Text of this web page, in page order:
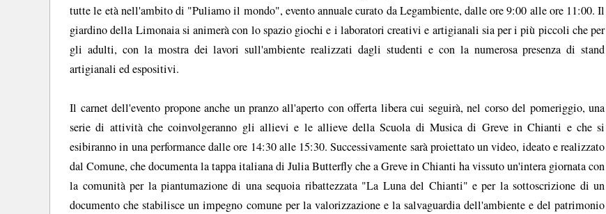
tutte le età nell'ambito di "Puliamo il mondo", evento annuale curato da Legambiente, dalle ore 9:00 alle ore 11:00. Il
giardino della Limonaia si animerà con lo spazio giochi e i laboratori creativi e artigianali sia per i più piccoli che per
gli adulti, con la mostra dei lavori sull'ambiente realizzati dagli studenti e con la numerosa presenza di stand
artigianali ed espositivi.
Il carnet dell'evento propone anche un pranzo all'aperto con offerta libera cui seguirà, nel corso del pomeriggio, una
serie di attività che coinvolgeranno gli allievi e le allieve della Scuola di Musica di Greve in Chianti e che si
esibiranno in una performance dalle ore 14:30 alle 15:30. Successivamente sarà proiettato un video, ideato e realizzato
dal Comune, che documenta la tappa italiana di Julia Butterfly che a Greve in Chianti ha vissuto un'intera giornata con
la comunità per la piantumazione di una sequoia ribattezzata "La Luna del Chianti" e per la sottoscrizione di un
documento che stabilisce un impegno comune per la valorizzazione e la salvaguardia dell'ambiente e del patrimonio